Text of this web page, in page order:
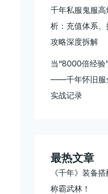
千年私服鬼服
析：充值体系
攻略深度拆解
当“8000倍经验
——千年怀旧服
实战记录
最热文章
《千年》装备
称霸武林！